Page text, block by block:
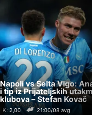
Napoli vs Selta Vigo:
i tip iz Prijateljskih
klubova – Stefan Kovač
K: 21:00/08 avg